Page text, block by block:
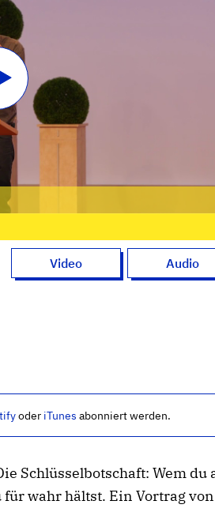
Video Audio
oder iTunes abonniert werden.
Schlüsselbotschaft: Wem du
wahr hältst. Ein Vortrag von